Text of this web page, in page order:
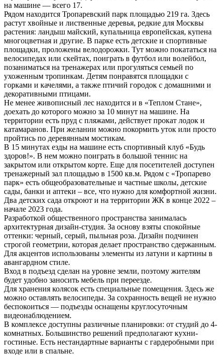
на машине — всего 17.
Рядом находится Тропаревский парк площадью 219 га. Здесь
растут хвойные и лиственные деревья, редкие для Москвы
растения: ландыш майский, купальница европейская, купена
многоцветная и другие. В парке есть детские и спортивные
площадки, проложены велодорожки. Тут можно покататься на
велосипедах или скейтах, поиграть в футбол или волейбол,
позаниматься на тренажерах или прогуляться семьей по
ухоженным тропинкам. Детям понравятся площадки с
горками и качелями, а также птичий городок с домашними и
декоративными птицами.
Не менее живописный лес находится и в «Теплом Стане»,
доехать до которого можно за 10 минут на машине. На
территории есть пруд с пляжами, действует прокат лодок и
катамаранов. При желании можно покормить уток или просто
пройтись по деревянным мостикам.
В 15 минутах езды на машине есть спортивный клуб «Будь
здоров!». В нем можно поиграть в большой теннис на
закрытом или открытом корте. Еще для посетителей доступен
тренажерный зал площадью в 1500 кв.м. Рядом с «Тропарево
парк» есть общеобразовательные и частные школы, детские
сады, банки и аптеки ‒ все, что нужно для комфортной жизни.
Два детских сада откроют и на территории ЖК в конце 2022 ‒
начале 2023 года.
Разработкой общественного пространства занималась
архитектурная дизайн-студия. За основу взяты спокойные
оттенки: черный, серый, пыльная роза. Дизайн подчинен
строгой геометрии, которая делает пространство сдержанным.
Для акцентов использованы элементы из латуни и картины в
авангардном стиле.
Вход в подъезд сделан на уровне земли, поэтому жителям
будет удобно заносить мебель при переезде.
Для хранения колясок есть специальные помещения. Здесь же
можно оставлять велосипеды. За сохранность вещей не нужно
беспокоиться — подъезды оснащены круглосуточным
видеонаблюдением.
В комплексе доступны различные планировки: от студий до 4-
комнатных. Большинство решений предполагают кухни-
гостиные. Есть нестандартные варианты с гардеробными при
входе или в спальне.